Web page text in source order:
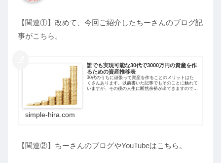
【関連①】改めて、今回ご紹介したちーさんのブログ記
事がこちら。
誰でも実現可能な30代で3000万円の資産を作
るための資産推移表
30代のうちに頑張って資産を作ることのメリットはた
くさんあります。以前書いた記事でもそのことに触れて
いますが、その後の人生に断然余裕が出てきますので、
simple-hira.com
【関連②】ちーさんのブログやYouTubeはこちら。